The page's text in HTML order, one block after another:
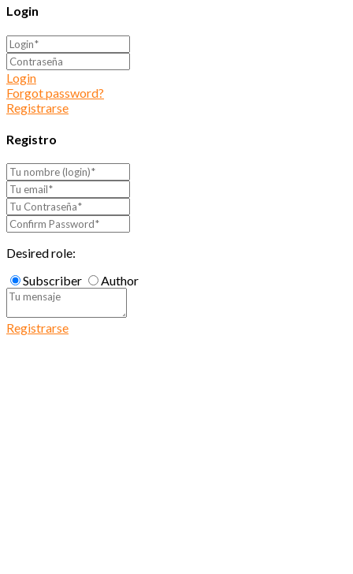
Login
Login
Forgot password?
Registrarse
Registro
Desired role:
Subscriber
Author
Registrarse